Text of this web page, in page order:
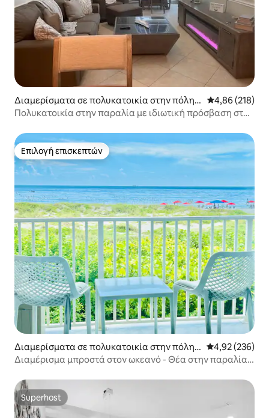
Διαμερίσματα σε πολυκατοικία στην πόλη
Ακρωτήριο Κανάβεραλ
Μέση
4,86 (218)
Πολυκατοικία στην παραλία με ιδιωτική πρόσβαση στην
Επιλογή επισκεπτών
Επιλογή επισκεπτών
Διαμερίσματα σε πολυκατοικία στην πόλη
Κόκο Μπητς
Μέση
4,92 (236)
Διαμέρισμα μπροστά στον ωκεανό - Θέα στην παραλία,
Superhost
Superhost